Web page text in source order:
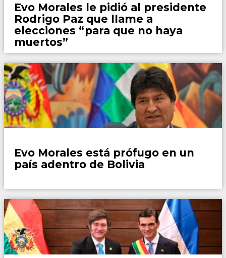
Evo Morales le pidió al presidente
Rodrigo Paz que llame a
elecciones “para que no haya
muertos”
Evo Morales está prófugo en un
país adentro de Bolivia